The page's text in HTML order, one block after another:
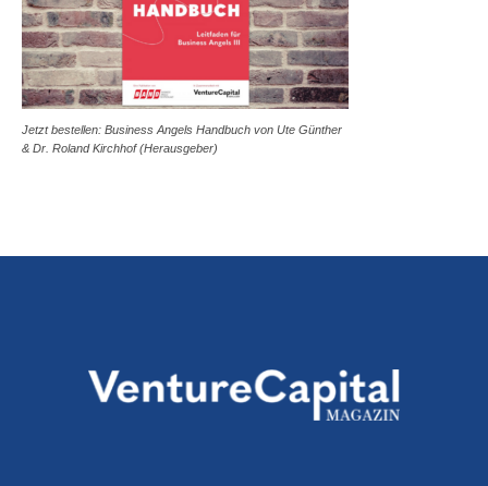
Jetzt bestellen: Business Angels Handbuch von Ute Günther
& Dr. Roland Kirchhof (Herausgeber)